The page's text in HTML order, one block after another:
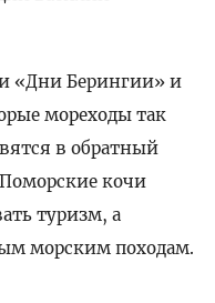
«Дни Берингии» и
мореходы так
в обратный
кочи
туризм, а
морским походам.